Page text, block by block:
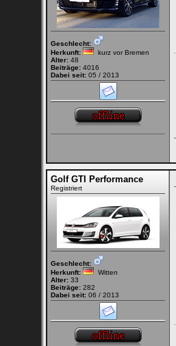
Geschlecht:
Herkunft:
kurz vor Bremen
Alter: 48
Beiträge: 4016
Dabei seit: 05 / 2013
Golf GTI Performance
Registriert
Geschlecht:
Herkunft:
Witten
Alter: 33
Beiträge: 282
Dabei seit: 06 / 2013